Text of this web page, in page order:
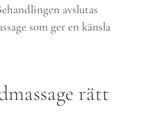
avslutas
som ger en känsla
rätt